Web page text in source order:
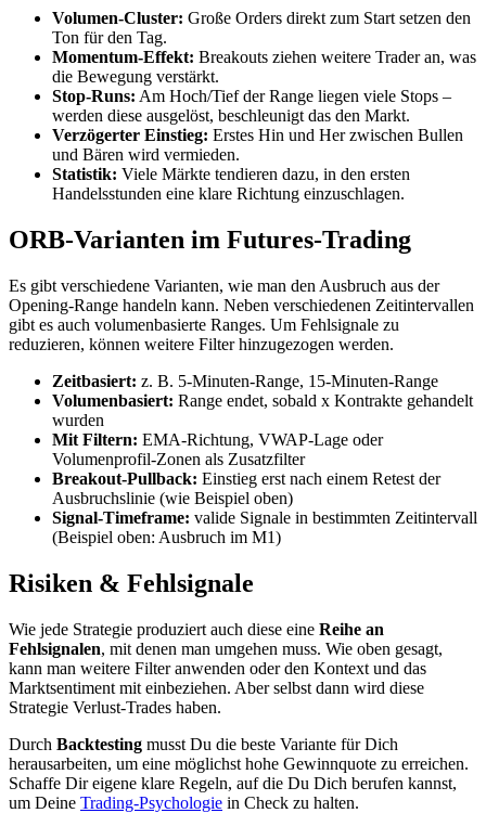
Volumen-Cluster: Große Orders direkt zum Start setzen den
Ton für den Tag.
Momentum-Effekt: Breakouts ziehen weitere Trader an, was
die Bewegung verstärkt.
Stop-Runs: Am Hoch/Tief der Range liegen viele Stops –
werden diese ausgelöst, beschleunigt das den Markt.
Verzögerter Einstieg: Erstes Hin und Her zwischen Bullen
und Bären wird vermieden.
Statistik: Viele Märkte tendieren dazu, in den ersten
Handelsstunden eine klare Richtung einzuschlagen.
ORB-Varianten im Futures-Trading
Es gibt verschiedene Varianten, wie man den Ausbruch aus der
Opening-Range handeln kann. Neben verschiedenen Zeitintervallen
gibt es auch volumenbasierte Ranges. Um Fehlsignale zu
reduzieren, können weitere Filter hinzugezogen werden.
Zeitbasiert: z. B. 5-Minuten-Range, 15-Minuten-Range
Volumenbasiert: Range endet, sobald x Kontrakte gehandelt
wurden
Mit Filtern: EMA-Richtung, VWAP-Lage oder
Volumenprofil-Zonen als Zusatzfilter
Breakout-Pullback: Einstieg erst nach einem Retest der
Ausbruchslinie (wie Beispiel oben)
Signal-Timeframe: valide Signale in bestimmten Zeitintervall
(Beispiel oben: Ausbruch im M1)
Risiken & Fehlsignale
Wie jede Strategie produziert auch diese eine Reihe an
Fehlsignalen, mit denen man umgehen muss. Wie oben gesagt,
kann man weitere Filter anwenden oder den Kontext und das
Marktsentiment mit einbeziehen. Aber selbst dann wird diese
Strategie Verlust-Trades haben.
Durch Backtesting musst Du die beste Variante für Dich
herausarbeiten, um eine möglichst hohe Gewinnquote zu erreichen.
Schaffe Dir eigene klare Regeln, auf die Du Dich berufen kannst,
um Deine Trading-Psychologie in Check zu halten.